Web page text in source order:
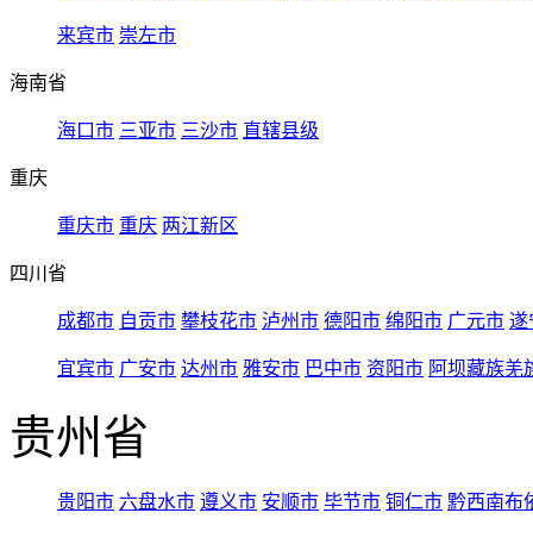
来宾市 崇左市
海南省
海口市 三亚市 三沙市 直辖县级
重庆
重庆市 重庆 两江新区
四川省
成都市 自贡市 攀枝花市 泸州市 德阳市 绵阳市 广元市 遂
宜宾市 广安市 达州市 雅安市 巴中市 资阳市 阿坝藏族羌
贵州省
贵阳市 六盘水市 遵义市 安顺市 毕节市 铜仁市 黔西南布